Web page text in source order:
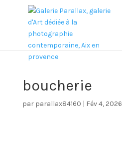
boucherie
par parallax84160 | Fév 4, 2026